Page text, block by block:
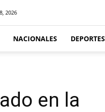
2026
NACIONALES DEPORTES
en la